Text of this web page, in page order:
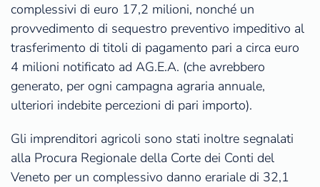
complessivi di euro 17,2 milioni, nonché un
provvedimento di sequestro preventivo impeditivo al
trasferimento di titoli di pagamento pari a circa euro
4 milioni notificato ad AG.E.A. (che avrebbero
generato, per ogni campagna agraria annuale,
ulteriori indebite percezioni di pari importo).
Gli imprenditori agricoli sono stati inoltre segnalati
alla Procura Regionale della Corte dei Conti del
Veneto per un complessivo danno erariale di 32,1